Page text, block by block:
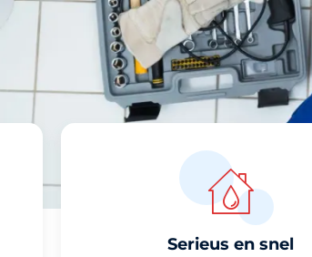
, correcte prijzen vanaf
Serieus en snel